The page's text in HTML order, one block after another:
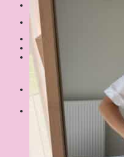
Ви не додали жодного
Ви не додали жодного
Шукати:
Кошик
Немає товарів у